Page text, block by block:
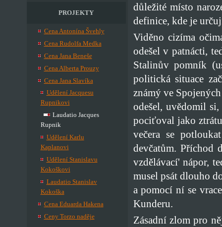
PROJEKTY
Cena Antonína Švehly
Cena Rudolfa Medka
Cena Jana Beneše
Cena Alberta Prouzy
Cena Jana Slavíka
Udělení Jacquesu
Rupnikovi
Laudatio Jacques
Rupnik
Udělení Karlu
Kaplanovi
Udělení Stanislavu
Kokoškovi
Laudatio Stanislav
Kokoška
Cena Eduarda Hakena
Ceny Torzo naděje
důležité místo
definice, kde je
Viděno cizíma
odešel v patnácti,
Stalinův pomník
politická situace
známý ve
odešel, uvědomil
pociťoval jako
večera se
devčatům. Příchod
vzdělávací' nápor,
musel psát dlouho
a pomocí ní se
Kunderu.
Zásadní zlom pro